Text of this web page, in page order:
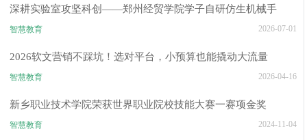
深耕实验室攻坚科创——郑州经贸学院学子自研仿生机械手
智慧教育 2026-07-01
2026软文营销不踩坑！选对平台，小预算也能撬动大流量
智慧教育 2026-04-16
新乡职业技术学院荣获世界职业院校技能大赛一赛项金奖
智慧教育 2024-11-04